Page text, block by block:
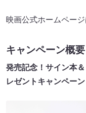
映画公式ホームページ
キャンペーン概要
発売記念！サイン本
レゼントキャンペーン